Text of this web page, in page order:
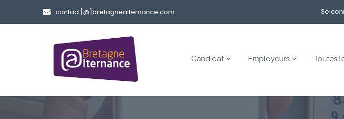
contact[@]bretagnealternance.com Se
Candidat Employeurs Toutes